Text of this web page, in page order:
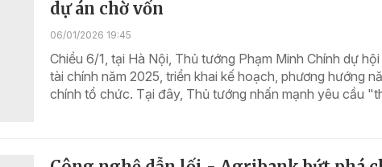
dự án chờ vốn
06/01/2026 19:45
Chiều 6/1, tại Hà Nội, Thủ tướng Phạm Minh Chính dự
tài chính năm 2025, triển khai kế hoạch, phương hướng
chính tổ chức. Tại đây, Thủ tướng nhấn mạnh yêu cầu